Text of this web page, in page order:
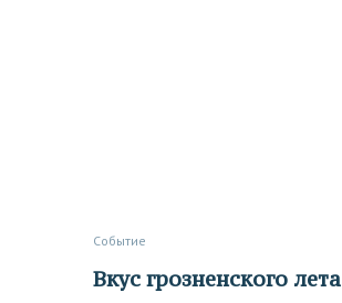
Событие
Вкус грозненского лета